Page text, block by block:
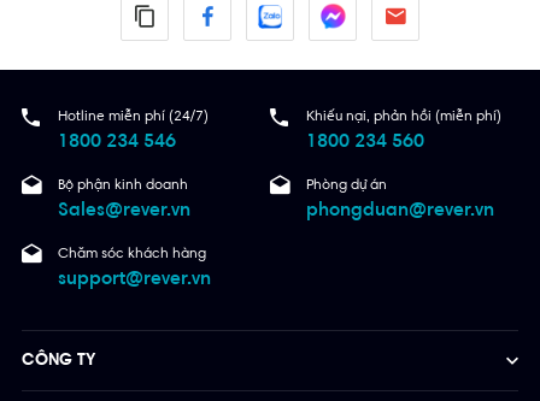
Hotline miễn phí (24/7)
1800 234 546
Khiếu nại, phản hồi (miễn phí)
1800 234 560
Bộ phận kinh doanh
Sales@rever.vn
Phòng dự án
phongduan@rever.vn
Chăm sóc khách hàng
support@rever.vn
CÔNG TY